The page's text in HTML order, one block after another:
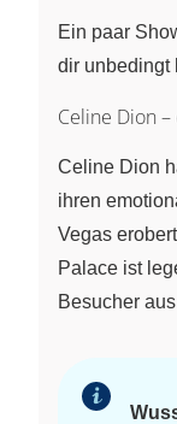
Ein paar
dir unbedingt
Celine Dion
Celine Dion
ihren
Vegas
Palace ist
Besucher